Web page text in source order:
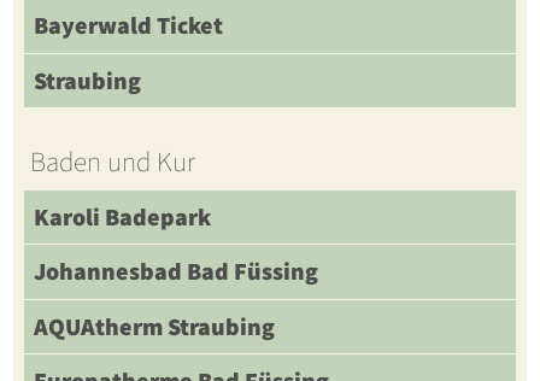
Bayerwald Ticket
Straubing
Baden und Kur
Karoli Badepark
Johannesbad Bad Füssing
AQUAtherm Straubing